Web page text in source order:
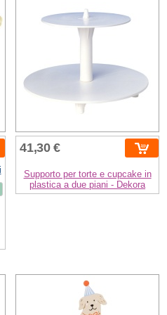
41,30 €
Supporto per torte e cupcake in
plastica a due piani - Dekora